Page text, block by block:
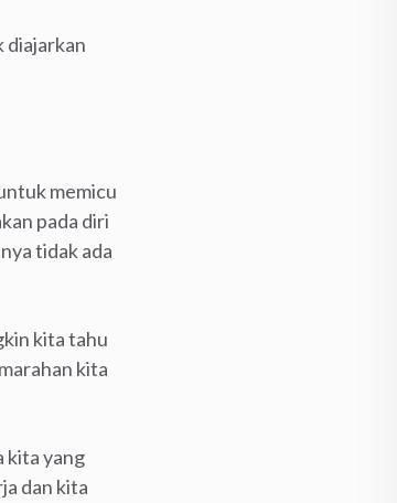
diajarkan
memicu
pada diri
tidak ada
kita tahu
kita
kita yang
dan kita